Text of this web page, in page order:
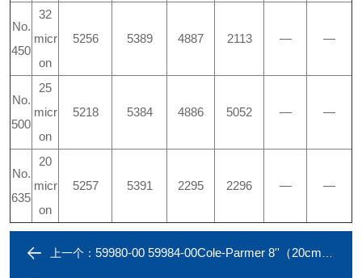
No.
450
32
micr
on
5256 5389 4887 2113 — —
No.
500
25
micr
on
5218 5384 4886 5052 — —
No.
635
20
micr
on
5257 5391 2295 2296 — —
上一个： 59980-00 59984-00Cole-Parmer 8''（20cm）筛网